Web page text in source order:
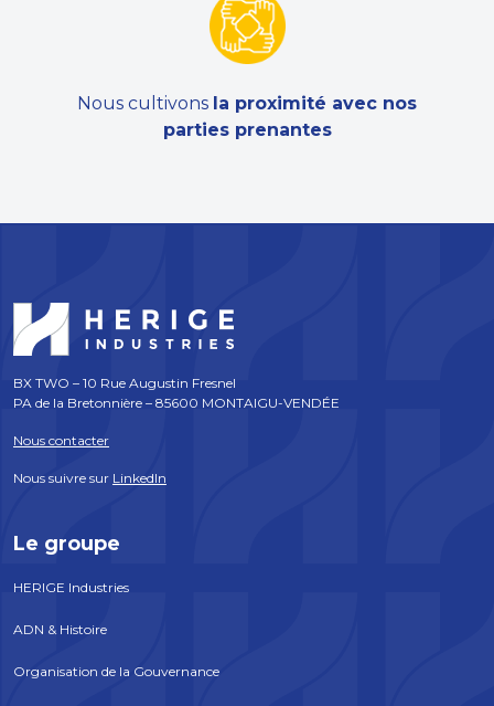
Nous cultivons la proximité avec nos
parties prenantes
BX TWO – 10 Rue Augustin Fresnel
PA de la Bretonnière – 85600 MONTAIGU-VENDÉE
Nous contacter
Nous suivre sur LinkedIn
Le groupe
HERIGE Industries
ADN & Histoire
Organisation de la Gouvernance